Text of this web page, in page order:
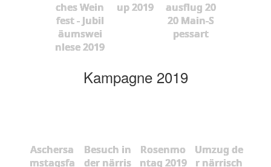
ches Wein
fest - Jubil
äumswei
nlese 2019
up 2019
ausflug 20
20 Main-S
pessart
Kampagne 2019
Aschersa
mstagsfa
Besuch in
der närris
Rosenmo
ntag 2019
Umzug de
r närrisch